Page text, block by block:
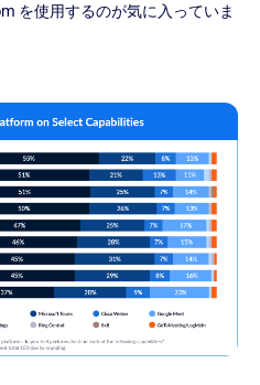
を使用するのが気に入っていま